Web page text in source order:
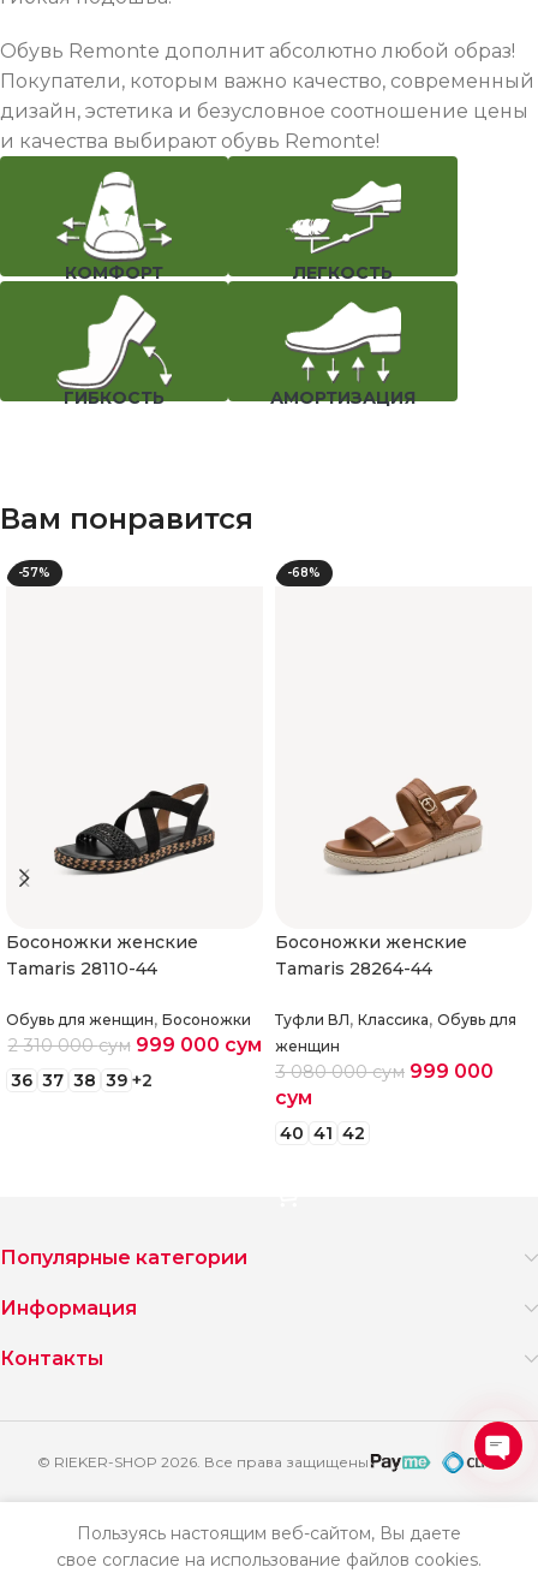
Обувь Remonte дополнит абсолютно любой образ!
Покупатели, которым важно качество, современный
дизайн, эстетика и безусловное соотношение цены
и качества выбирают обувь Remonte!
КОМФОРТ ЛЕГКОСТЬ
ГИБКОСТЬ АМОРТИЗАЦИЯ
Вам понравится
-57%
Босоножки женские
Tamaris 28110-44
Обувь для женщин, Босоножки
2 310 000сум 999 000 сум
36 37 38 39 +2
-68%
Босоножки женские
Tamaris 28264-44
Туфли ВЛ, Классика, Обувь для
женщин
3 080 000сум 999 000
сум
40 41 42
Популярные категории
Информация
Контакты
© RIEKER-SHOP 2026. Все права защищены
Пользуясь настоящим веб-сайтом, Вы даете
свое согласие на использование файлов cookies.
Босоножки
женские
000
Добавить Купить